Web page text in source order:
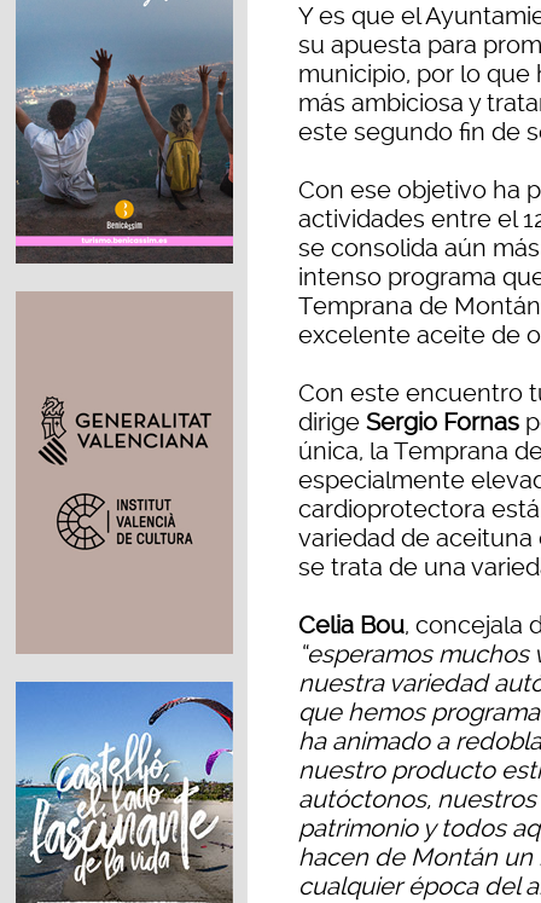
Y es que el
su apuesta para
municipio, por lo que
más ambiciosa y
este segundo fin de
Con ese objetivo ha
actividades entre el
se consolida aún
intenso programa
Temprana de
excelente aceite de
Con este encuentro
dirige Sergio Fornas
única, la Temprana
especialmente
cardioprotectora
variedad de
se trata de una
Celia Bou, concejala
“esperamos
nuestra variedad
que hemos
ha animado a
nuestro producto
autóctonos,
patrimonio y todos
hacen de Montán
cualquier época del